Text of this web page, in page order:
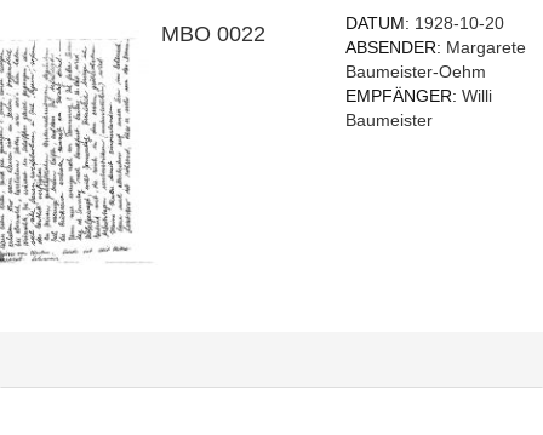
MBO 0022 DATUM: 1928-10-20
ABSENDER: Margarete
Baumeister-Oehm
EMPFÄNGER:Willi
Baumeister